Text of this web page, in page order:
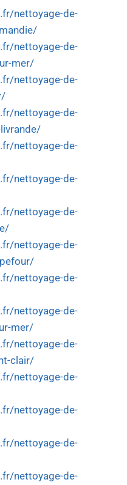
nettoyage-de-
nettoyage-de-
mer/
nettoyage-de-
nettoyage-de-
nettoyage-de-
nettoyage-de-
nettoyage-de-
nettoyage-de-
nettoyage-de-
nettoyage-de-
mer/
nettoyage-de-
clair/
nettoyage-de-
nettoyage-de-
nettoyage-de-
nettoyage-de-